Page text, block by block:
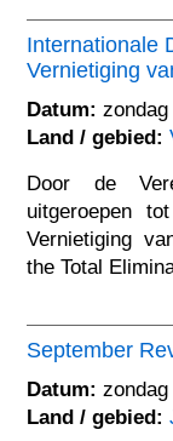
Internationale
Vernietiging
Datum:
Land / gebied:
Door de
uitgeroepen
Vernietiging
the Total
September
Datum:
Land / gebied: